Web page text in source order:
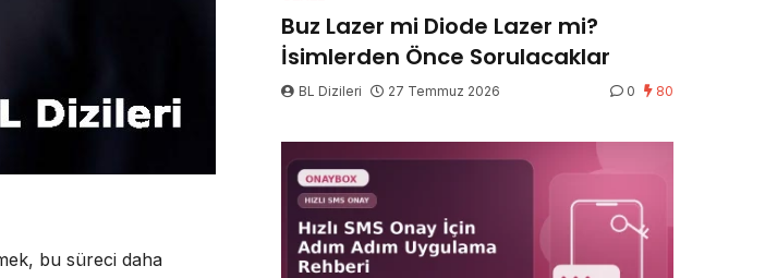
bu süreci daha
Buz Lazer mi Diode Lazer mi?
İsimlerden Önce Sorulacaklar
BL Dizileri 27 Temmuz 2026 0 80